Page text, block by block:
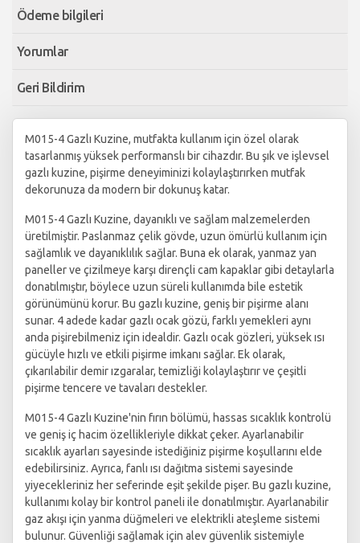
Ödeme bilgileri
Yorumlar
Geri Bildirim
M015-4 Gazlı Kuzine, mutfakta kullanım için özel olarak
tasarlanmış yüksek performanslı bir cihazdır. Bu şık ve işlevsel
gazlı kuzine, pişirme deneyiminizi kolaylaştırırken mutfak
dekorunuza da modern bir dokunuş katar.
M015-4 Gazlı Kuzine, dayanıklı ve sağlam malzemelerden
üretilmiştir. Paslanmaz çelik gövde, uzun ömürlü kullanım için
sağlamlık ve dayanıklılık sağlar. Buna ek olarak, yanmaz yan
paneller ve çizilmeye karşı dirençli cam kapaklar gibi detaylarla
donatılmıştır, böylece uzun süreli kullanımda bile estetik
görünümünü korur. Bu gazlı kuzine, geniş bir pişirme alanı
sunar. 4 adede kadar gazlı ocak gözü, farklı yemekleri aynı
anda pişirebilmeniz için idealdir. Gazlı ocak gözleri, yüksek ısı
gücüyle hızlı ve etkili pişirme imkanı sağlar. Ek olarak,
çıkarılabilir demir ızgaralar, temizliği kolaylaştırır ve çeşitli
pişirme tencere ve tavaları destekler.
M015-4 Gazlı Kuzine'nin fırın bölümü, hassas sıcaklık kontrolü
ve geniş iç hacim özellikleriyle dikkat çeker. Ayarlanabilir
sıcaklık ayarları sayesinde istediğiniz pişirme koşullarını elde
edebilirsiniz. Ayrıca, fanlı ısı dağıtma sistemi sayesinde
yiyecekleriniz her seferinde eşit şekilde pişer. Bu gazlı kuzine,
kullanımı kolay bir kontrol paneli ile donatılmıştır. Ayarlanabilir
gaz akışı için yanma düğmeleri ve elektrikli ateşleme sistemi
bulunur. Güvenliği sağlamak için alev güvenlik sistemiyle